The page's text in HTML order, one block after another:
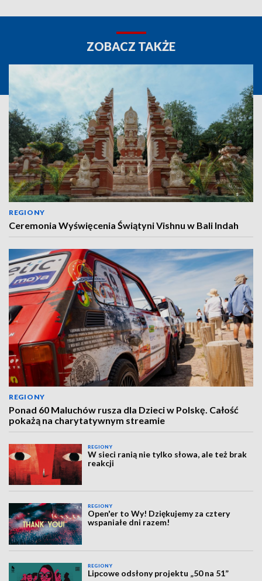
ZOBACZ TAKŻE
REGIONY
Ceremonia Wyświęcenia Świątyni Vishnu w Bali Indah
REGIONY
Ponad 60 Maluchów rusza dla Dzieci w Polskę. Całość
pokażą na charytatywnym streamie
REGIONY
W sieci ranią nie tylko słowa, ale też brak
reakcji
REGIONY
Open'er to Wy! Dziękujemy za cztery
wspaniałe dni razem!
REGIONY
Lipcowe odsłony projektu „50 na 51”